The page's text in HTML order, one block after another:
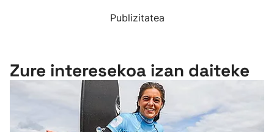
Publizitatea
Zure interesekoa izan daiteke